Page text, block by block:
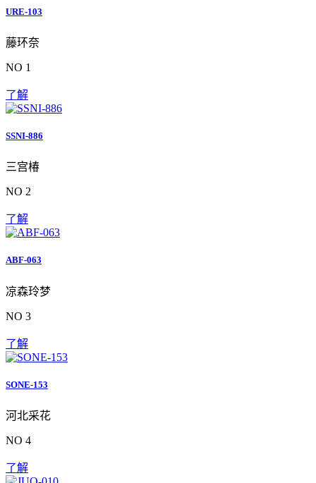
URE-103
藤环奈
NO 1
了解
SSNI-886
三宫椿
NO 2
了解
ABF-063
凉森玲梦
NO 3
了解
SONE-153
河北采花
NO 4
了解